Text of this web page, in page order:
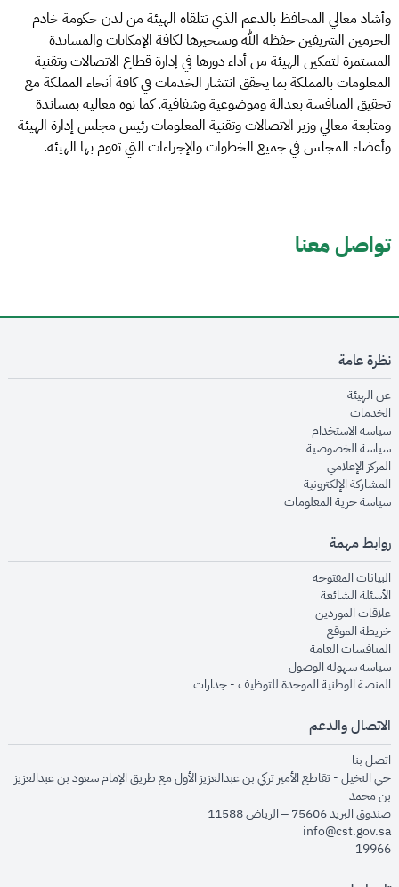
وأشاد معالي المحافظ بالدعم الذي تتلقاه الهيئة من لدن حكومة خادم
الحرمين الشريفين حفظه الله وتسخيرها لكافة الإمكانات والمساندة
المستمرة لتمكين الهيئة من أداء دورها في إدارة قطاع الاتصالات وتقنية
المعلومات بالمملكة بما يحقق انتشار الخدمات في كافة أنحاء المملكة مع
تحقيق المنافسة بعدالة وموضوعية وشفافية. كما نوه معاليه بمساندة
ومتابعة معالي وزير الاتصالات وتقنية المعلومات رئيس مجلس إدارة الهيئة
وأعضاء المجلس في جميع الخطوات والإجراءات التي تقوم بها الهيئة.
تواصل معنا
نظرة عامة
عن الهيئةopens in new window
الخدماتopens in new window
سياسة الاستخدام
سياسة الخصوصيةopens in new window
المركز الإعلاميopens in new window
المشاركة الإلكترونيةopens in new window
سياسة حرية المعلوماتopens in new window
روابط مهمة
البيانات المفتوحةopens in new window
الأسئلة الشائعةopens in new window
علاقات الموردينopens in new window
خريطة الموقعopens in new window
المنافسات العامةopens in new window
سياسة سهولة الوصولopens in new window
المنصة الوطنية الموحدة للتوظيف - جداراتopens in new window
الاتصال والدعم
اتصل بنا
حي النخيل - تقاطع الأمير تركي بن عبدالعزيز الأول مع طريق الإمام سعود بن عبدالعزيز
بن محمد
صندوق البريد 75606 – الرياض 11588
info@cst.gov.sa
19966